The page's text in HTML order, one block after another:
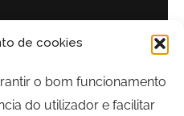
de cookies
o bom funcionamento
do utilizador e facilitar